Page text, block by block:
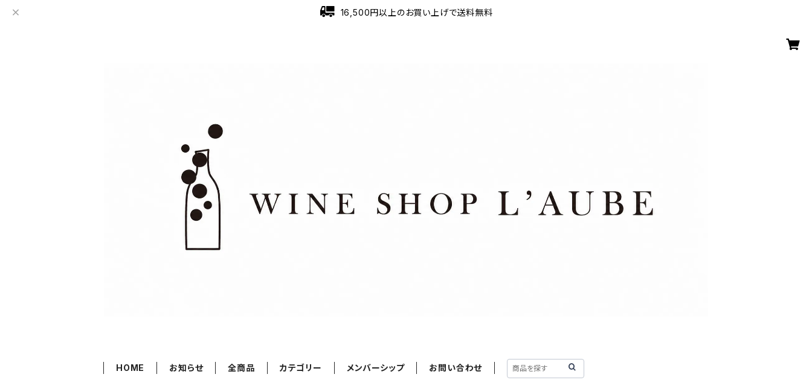
16,500円以上のお買い上げで送料無料
HOME お知らせ 全商品 カテゴリー メンバーシップ お問い合わせ